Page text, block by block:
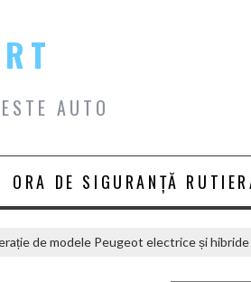
AUTO
ORA DE SIGURANȚĂ
de modele Peugeot electrice și hibride